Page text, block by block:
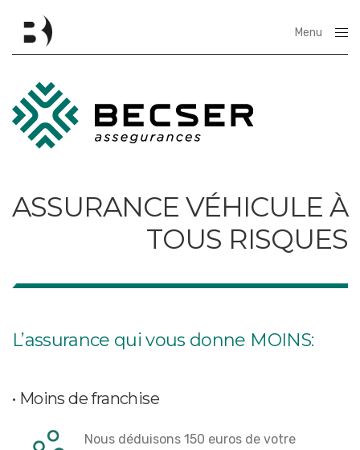
Menu
ASSURANCE VÉHICULE À
TOUS RISQUES
L’assurance qui vous donne MOINS:
• Moins de franchise
Nous déduisons 150 euros de votre